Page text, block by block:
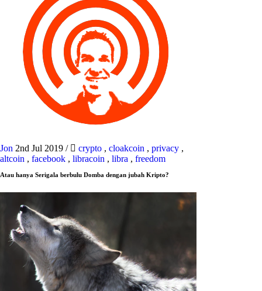
Jon 2nd Jul 2019 / crypto , cloakcoin , privacy ,
altcoin , facebook , libracoin , libra , freedom
Atau hanya Serigala berbulu Domba dengan jubah Kripto?